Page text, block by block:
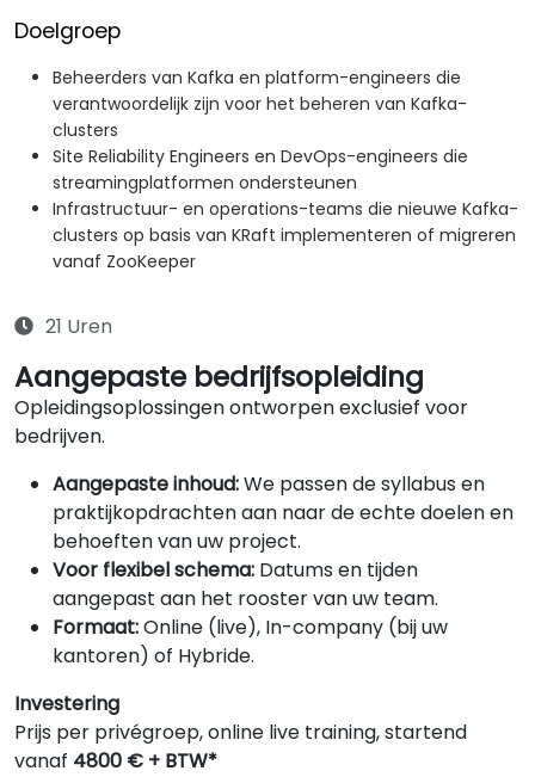
Doelgroep
Beheerders van Kafka en platform-engineers die
verantwoordelijk zijn voor het beheren van Kafka-
clusters
Site Reliability Engineers en DevOps-engineers die
streamingplatformen ondersteunen
Infrastructuur- en operations-teams die nieuwe Kafka-
clusters op basis van KRaft implementeren of migreren
vanaf ZooKeeper
21 Uren
Aangepaste bedrijfsopleiding
Opleidingsoplossingen ontworpen exclusief voor
bedrijven.
Aangepaste inhoud:We passen de syllabus en
praktijkopdrachten aan naar de echte doelen en
behoeften van uw project.
Voor flexibel schema: Datums en tijden
aangepast aan het rooster van uw team.
Formaat:Online (live), In-company (bij uw
kantoren) of Hybride.
Investering
Prijs per privégroep, online live training, startend
vanaf 4800 € + BTW*